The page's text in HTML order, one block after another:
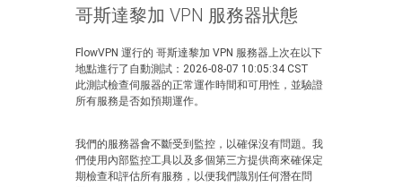
哥斯達黎加 VPN 服務器狀態
FlowVPN 運行的 哥斯達黎加 VPN 服務器上次在以下
地點進行了自動測試：2026-08-07 10:05:34 CST
此測試檢查伺服器的正常運作時間和可用性，並驗證
所有服務是否如預期運作。
我們的服務器會不斷受到監控，以確保沒有問題。我
們使用內部監控工具以及多個第三方提供商來確保定
期檢查和評估所有服務，以便我們識別任何潛在問